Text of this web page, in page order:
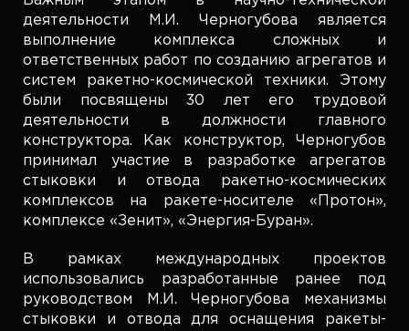
деятельности М.И. Черногубова является
выполнение комплекса сложных и
ответственных работ по созданию агрегатов и
систем ракетно-космической техники. Этому
были посвящены 30 лет его трудовой
деятельности в должности главного
конструктора. Как конструктор, Черногубов
принимал участие в разработке агрегатов
стыковки и отвода ракетно-космических
комплексов на ракете-носителе «Протон»,
комплексе «Зенит», «Энергия-Буран».
В рамках международных проектов
использовались разработанные ранее под
руководством М.И. Черногубова механизмы
стыковки и отвода для оснащения ракеты-